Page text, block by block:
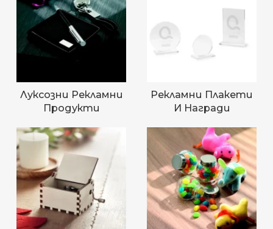
Луксозни Рекламни
Продукти
Рекламни Плакети
И Награди